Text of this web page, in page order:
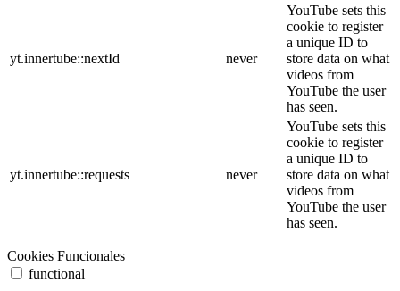
yt.innertube::nextId never
YouTube sets this
cookie to register
a unique ID to
store data on what
videos from
YouTube the user
has seen.
yt.innertube::requests never
YouTube sets this
cookie to register
a unique ID to
store data on what
videos from
YouTube the user
has seen.
Cookies Funcionales
functional